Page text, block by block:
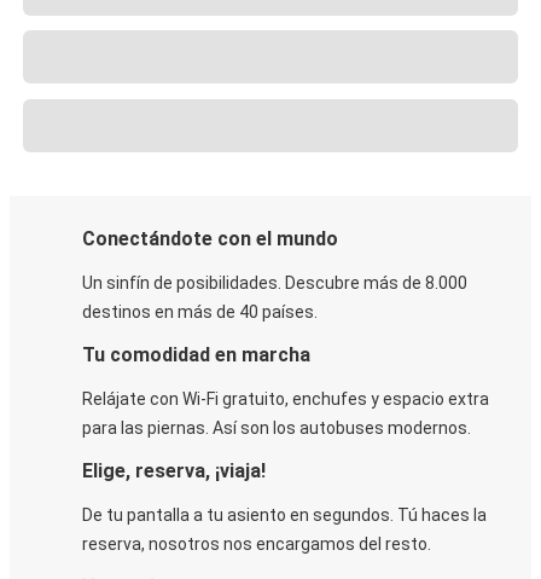
Conectándote con el mundo
Un sinfín de posibilidades. Descubre más de 8.000
destinos en más de 40 países.
Tu comodidad en marcha
Relájate con Wi-Fi gratuito, enchufes y espacio extra
para las piernas. Así son los autobuses modernos.
Elige, reserva, ¡viaja!
De tu pantalla a tu asiento en segundos. Tú haces la
reserva, nosotros nos encargamos del resto.